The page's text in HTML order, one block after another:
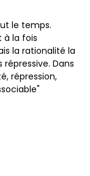
le temps.
à la fois
la rationalité la
Dans
répression,